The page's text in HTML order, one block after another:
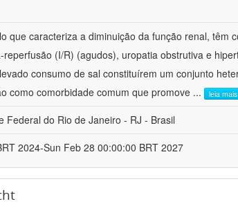
que caracteriza a diminuição da função renal, têm
(I/R) (agudos), uropatia obstrutiva e
consumo de sal constituírem um conjunto
como comorbidade comum que promove ... leia mais
Federal do Rio de Janeiro - RJ - Brasil
2024-Sun Feb 28 00:00:00 BRT 2027